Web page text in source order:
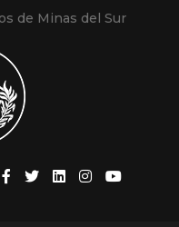
de Minas del Sur